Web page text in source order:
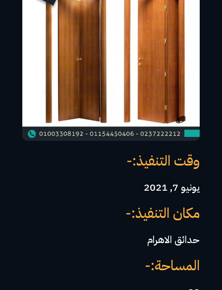
وقت التنفيذ:-
يونيو 7, 2021
مكان التنفيذ:-
حدائق الاهرام
المساحة:-